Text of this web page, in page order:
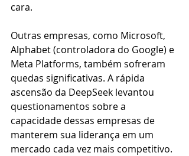
cara.
Outras empresas, como Microsoft,
Alphabet (controladora do Google) e
Meta Platforms, também sofreram
quedas significativas. A rápida
ascensão da DeepSeek levantou
questionamentos sobre a
capacidade dessas empresas de
manterem sua liderança em um
mercado cada vez mais competitivo.